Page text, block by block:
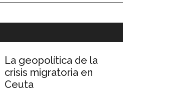
La geopolítica de la
crisis migratoria en
Ceuta